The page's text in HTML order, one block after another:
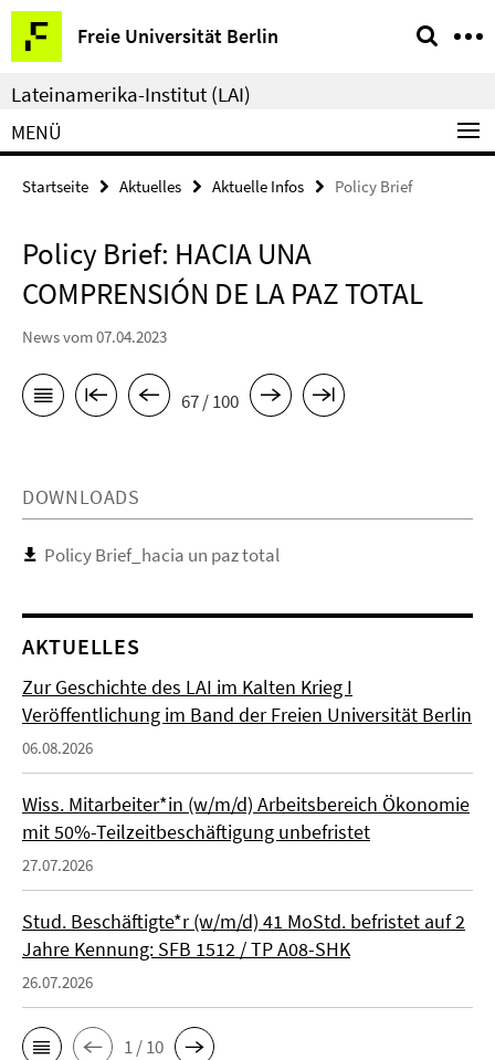
Springe
direkt
zu
Inhalt
Freie Universität Berlin
Service-
Navigation
Lateinamerika-Institut (LAI)
MENÜ
Startseite Aktuelles Aktuelle Infos Policy Brief
Policy Brief: HACIA UNA
COMPRENSIÓN DE LA PAZ TOTAL
News vom 07.04.2023
67 / 100
DOWNLOADS
Policy Brief_hacia un paz total
AKTUELLES
Zur Geschichte des LAI im Kalten Krieg I
Veröffentlichung im Band der Freien Universität Berlin
06.08.2026
Wiss. Mitarbeiter*in (w/m/d) Arbeitsbereich Ökonomie
mit 50%-Teilzeitbeschäftigung unbefristet
27.07.2026
Stud. Beschäftigte*r (w/m/d) 41 MoStd. befristet auf 2
Jahre Kennung: SFB 1512 / TP A08-SHK
26.07.2026
1 / 10